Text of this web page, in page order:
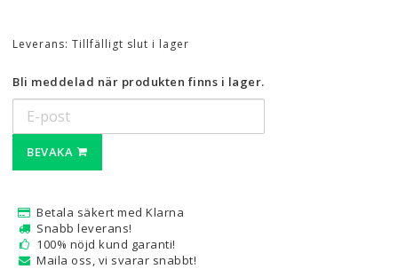
Leverans: Tillfälligt slut i lager
Bli meddelad när produkten finns i lager.
BEVAKA
Betala säkert med Klarna
Snabb leverans!
100% nöjd kund garanti!
Maila oss, vi svarar snabbt!